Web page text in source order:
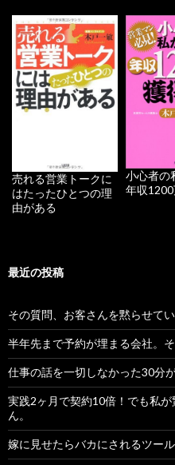
売れる営業トークに
はたったひとつの理
由がある
小心者の
年収
最近の投稿
その質問、お客さんを黙らせて
半年先まで予約が埋まる会社。
仕事の話を一切しなかった30分
実践2ヶ月で契約10倍！でも私
ん。
嫁に見せたらバカにされるツー